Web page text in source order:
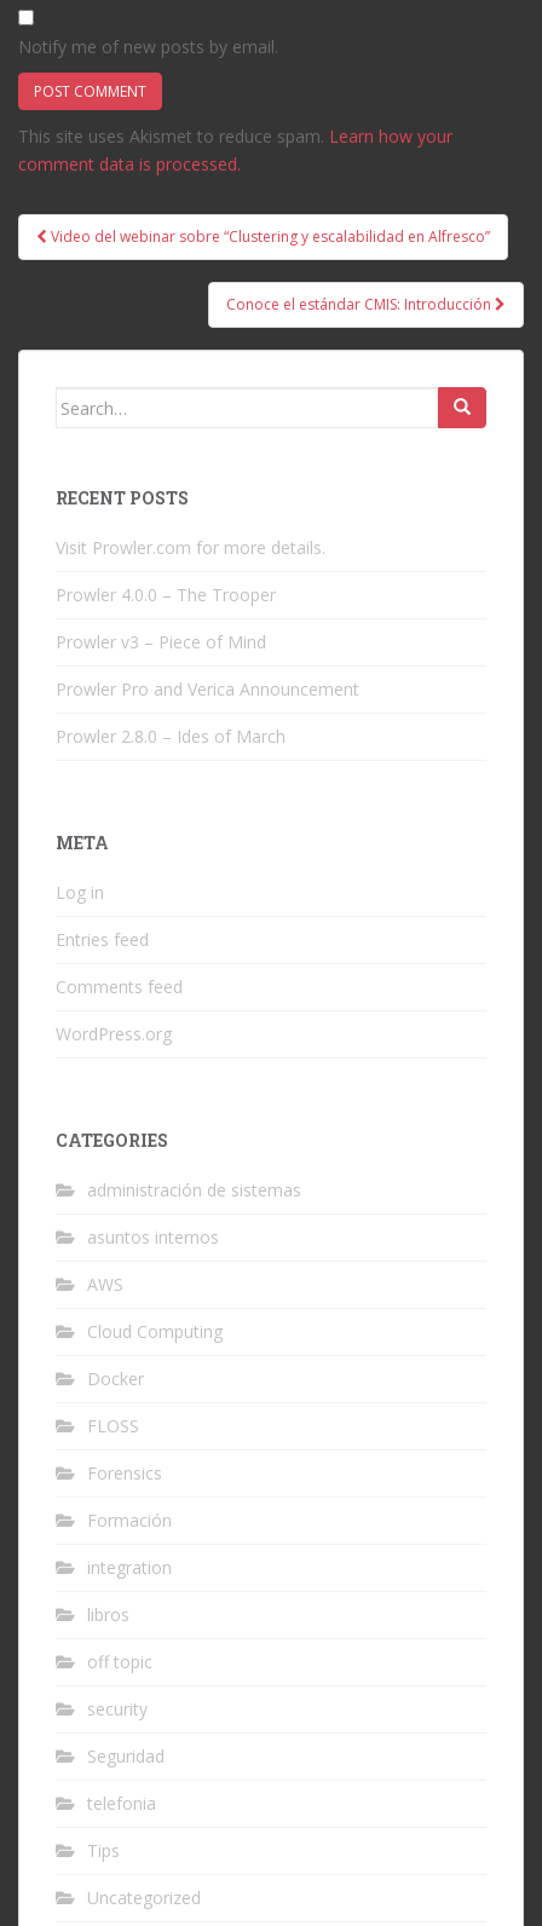
Notify me of new posts by email.
This site uses Akismet to reduce spam. Learn how your
comment data is processed.
Post
navigation
Video del webinar sobre “Clustering y escalabilidad en Alfresco”
Conoce el estándar CMIS: Introducción
Search
RECENT POSTS
Visit Prowler.com for more details.
Prowler 4.0.0 – The Trooper
Prowler v3 – Piece of Mind
Prowler Pro and Verica Announcement
Prowler 2.8.0 – Ides of March
META
Log in
Entries feed
Comments feed
WordPress.org
CATEGORIES
administración de sistemas
asuntos internos
AWS
Cloud Computing
Docker
FLOSS
Forensics
Formación
integration
libros
off topic
security
Seguridad
telefonia
Tips
Uncategorized